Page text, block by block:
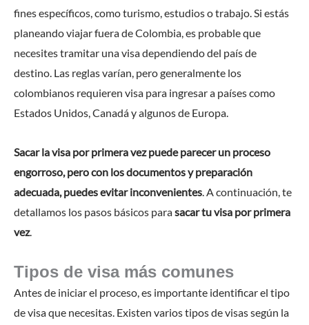
fines específicos, como turismo, estudios o trabajo. Si estás
planeando viajar fuera de Colombia, es probable que
necesites tramitar una visa dependiendo del país de
destino. Las reglas varían, pero generalmente los
colombianos requieren visa para ingresar a países como
Estados Unidos, Canadá y algunos de Europa.
Sacar la visa por primera vez puede parecer un proceso
engorroso, pero con los documentos y preparación
adecuada, puedes evitar inconvenientes. A continuación, te
detallamos los pasos básicos parasacar tu visa por primera
vez.
Tipos de visa más comunes
Antes de iniciar el proceso, es importante identificar el tipo
de visa que necesitas. Existen varios tipos de visas según la